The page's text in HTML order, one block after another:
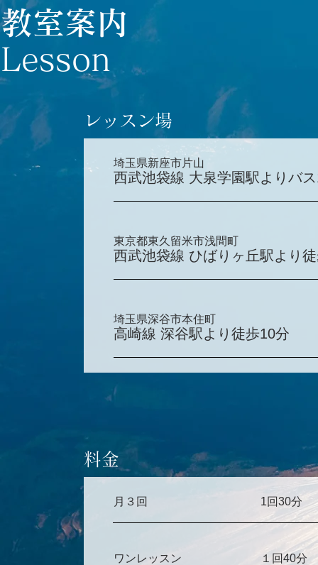
教室案内
Lesson
レッスン場
埼玉県新座市片山
西武池袋線 大泉学園駅よりバ
東京都東久留米市浅間町
西武池袋線 ひばりヶ丘駅より
埼玉県深谷市本住町
高崎線 深谷駅より徒歩10分
​料金
月３回 1回30分
​ワンレッスン １回40分